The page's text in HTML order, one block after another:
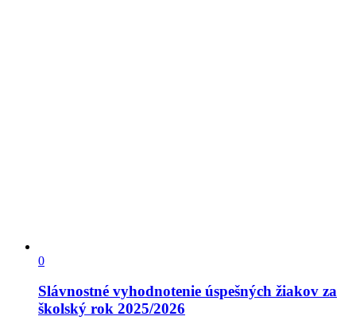
0
Slávnostné vyhodnotenie úspešných žiakov za
školský rok 2025/2026